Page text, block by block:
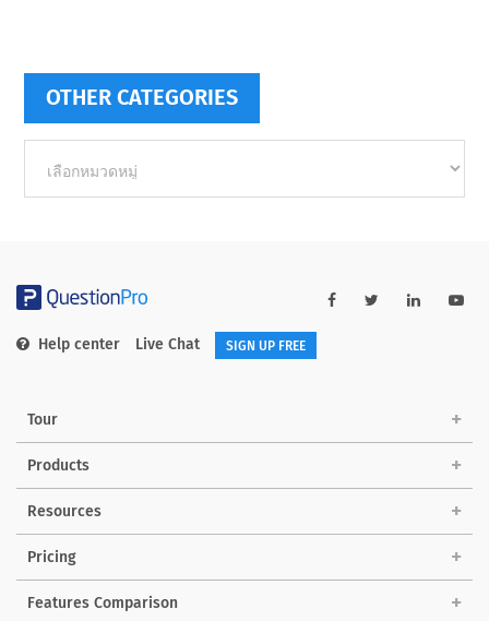
OTHER CATEGORIES
categories
Help center Live Chat SIGN UP FREE
Tour
Products
Resources
Pricing
Features Comparison